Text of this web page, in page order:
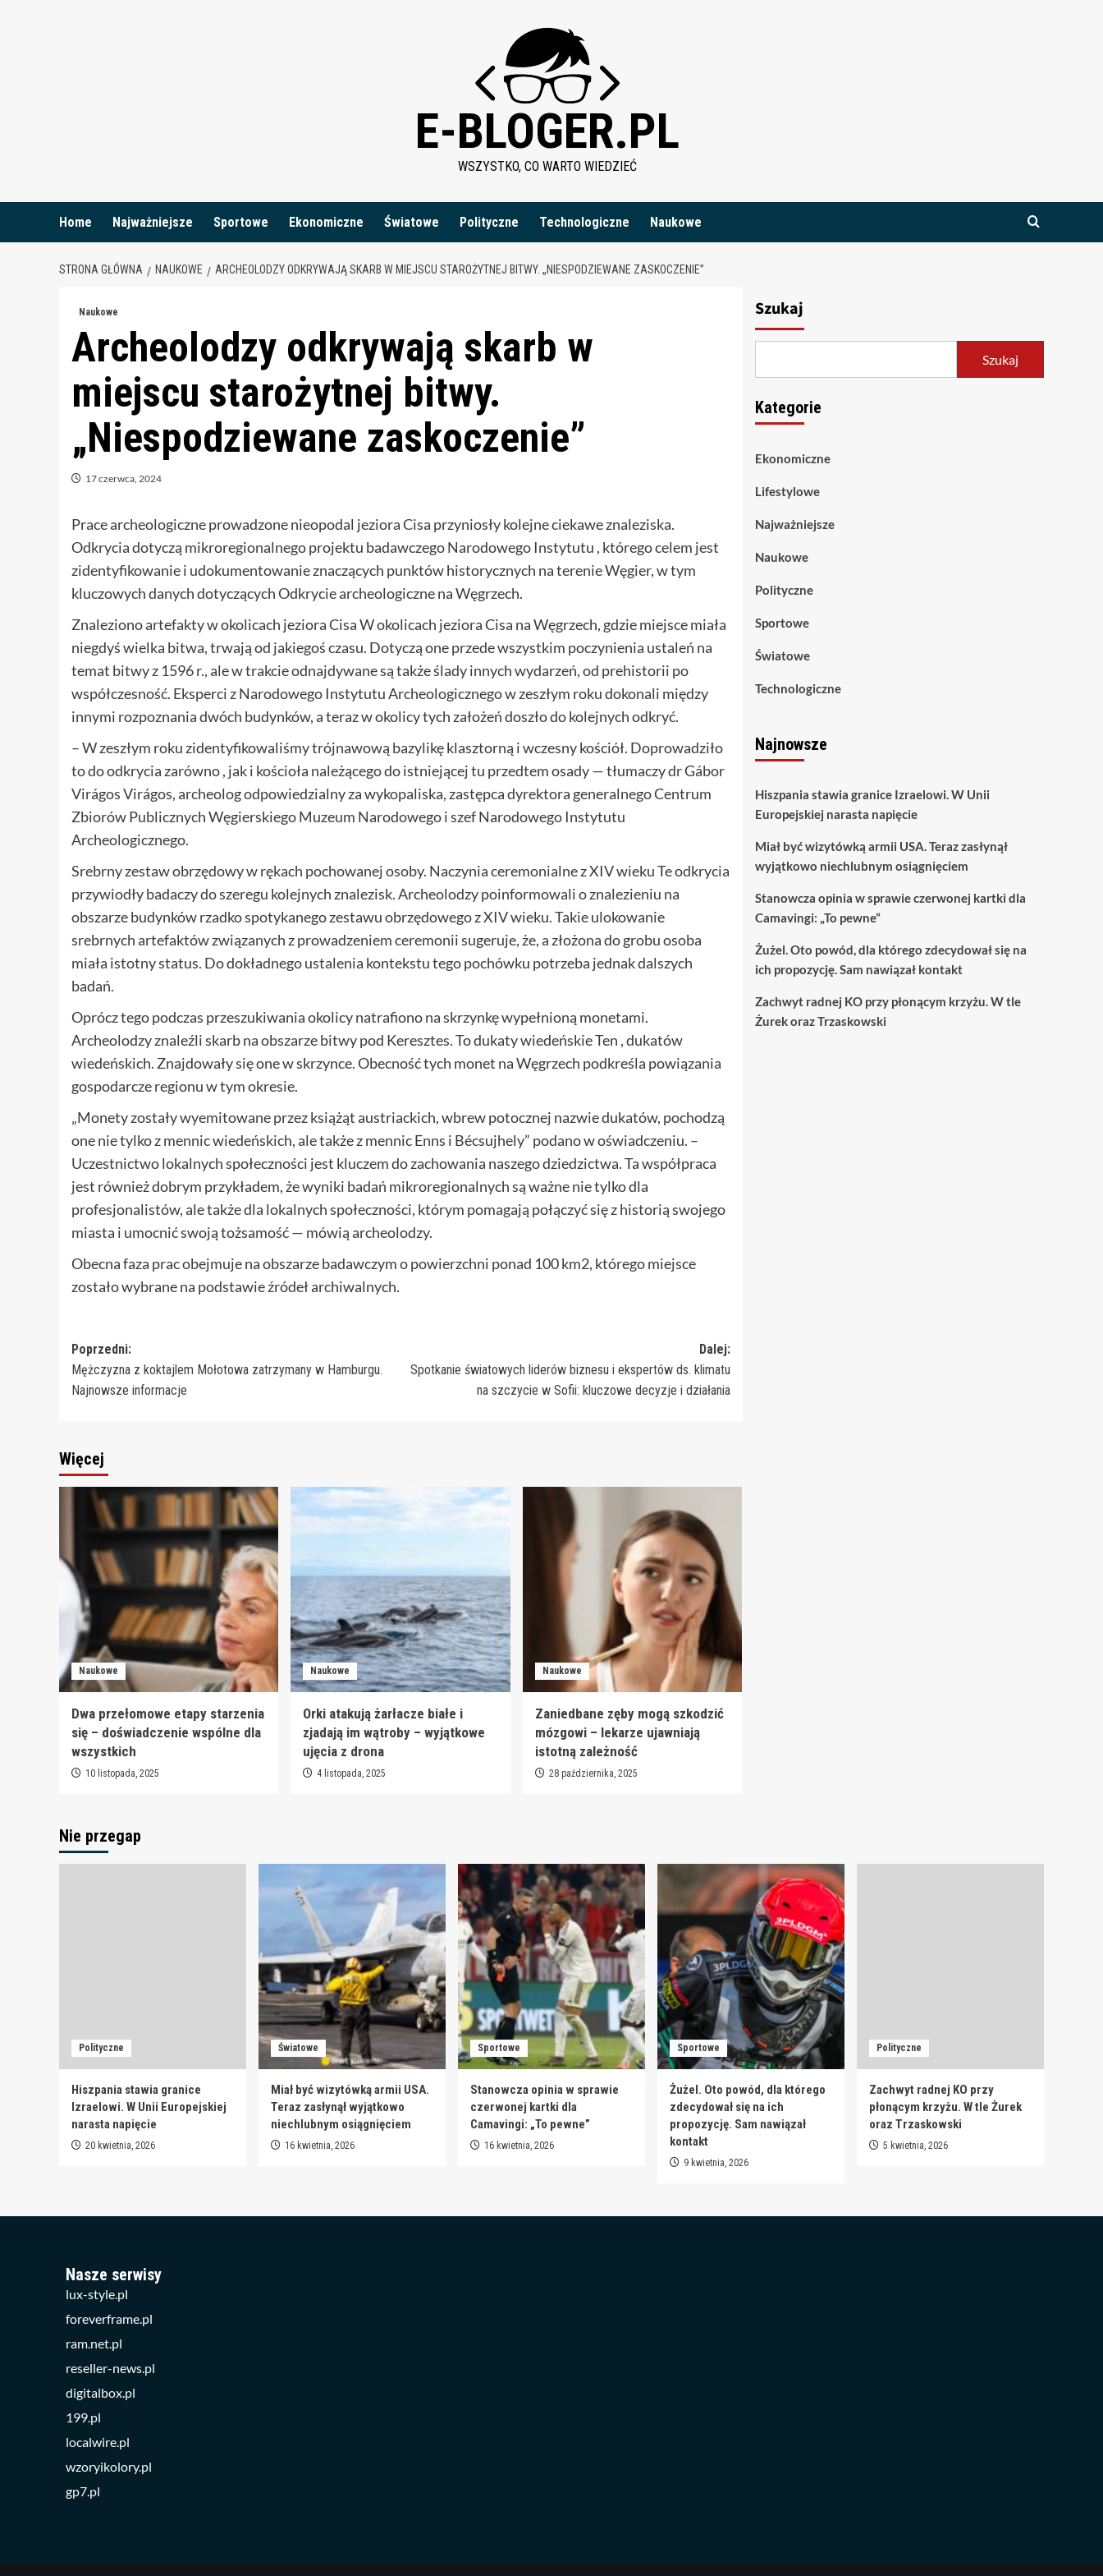
E-BLOGER.PL
WSZYSTKO, CO WARTO WIEDZIEĆ
Home Najważniejsze Sportowe Ekonomiczne Światowe Polityczne Technologiczne Naukowe
STRONA GŁÓWNA NAUKOWE ARCHEOLODZY ODKRYWAJĄ SKARB W MIEJSCU STAROŻYTNEJ BITWY. „NIESPODZIEWANE ZASKOCZENIE”
Naukowe
Archeolodzy odkrywają skarb w
miejscu starożytnej bitwy.
„Niespodziewane zaskoczenie”
17 czerwca, 2024
Prace archeologiczne prowadzone nieopodal jeziora Cisa przyniosły kolejne ciekawe znaleziska.
Odkrycia dotyczą mikroregionalnego projektu badawczego Narodowego Instytutu , którego celem jest
zidentyfikowanie i udokumentowanie znaczących punktów historycznych na terenie Węgier, w tym
kluczowych danych dotyczących Odkrycie archeologiczne na Węgrzech.
Znaleziono artefakty w okolicach jeziora Cisa W okolicach jeziora Cisa na Węgrzech, gdzie miejsce miała
niegdyś wielka bitwa, trwają od jakiegoś czasu. Dotyczą one przede wszystkim poczynienia ustaleń na
temat bitwy z 1596 r., ale w trakcie odnajdywane są także ślady innych wydarzeń, od prehistorii po
współczesność. Eksperci z Narodowego Instytutu Archeologicznego w zeszłym roku dokonali między
innymi rozpoznania dwóch budynków, a teraz w okolicy tych założeń doszło do kolejnych odkryć.
– W zeszłym roku zidentyfikowaliśmy trójnawową bazylikę klasztorną i wczesny kościół. Doprowadziło
to do odkrycia zarówno , jak i kościoła należącego do istniejącej tu przedtem osady — tłumaczy dr Gábor
Virágos Virágos, archeolog odpowiedzialny za wykopaliska, zastępca dyrektora generalnego Centrum
Zbiorów Publicznych Węgierskiego Muzeum Narodowego i szef Narodowego Instytutu
Archeologicznego.
Srebrny zestaw obrzędowy w rękach pochowanej osoby. Naczynia ceremonialne z XIV wieku Te odkrycia
przywiodły badaczy do szeregu kolejnych znalezisk. Archeolodzy poinformowali o znalezieniu na
obszarze budynków rzadko spotykanego zestawu obrzędowego z XIV wieku. Takie ulokowanie
srebrnych artefaktów związanych z prowadzeniem ceremonii sugeruje, że, a złożona do grobu osoba
miała istotny status. Do dokładnego ustalenia kontekstu tego pochówku potrzeba jednak dalszych
badań.
Oprócz tego podczas przeszukiwania okolicy natrafiono na skrzynkę wypełnioną monetami.
Archeolodzy znaleźli skarb na obszarze bitwy pod Keresztes. To dukaty wiedeńskie Ten , dukatów
wiedeńskich. Znajdowały się one w skrzynce. Obecność tych monet na Węgrzech podkreśla powiązania
gospodarcze regionu w tym okresie.
„Monety zostały wyemitowane przez książąt austriackich, wbrew potocznej nazwie dukatów, pochodzą
one nie tylko z mennic wiedeńskich, ale także z mennic Enns i Bécsujhely” podano w oświadczeniu. –
Uczestnictwo lokalnych społeczności jest kluczem do zachowania naszego dziedzictwa. Ta współpraca
jest również dobrym przykładem, że wyniki badań mikroregionalnych są ważne nie tylko dla
profesjonalistów, ale także dla lokalnych społeczności, którym pomagają połączyć się z historią swojego
miasta i umocnić swoją tożsamość — mówią archeolodzy.
Obecna faza prac obejmuje na obszarze badawczym o powierzchni ponad 100 km2, którego miejsce
zostało wybrane na podstawie źródeł archiwalnych.
Zobacz
wpisy
Poprzedni:
Mężczyzna z koktajlem Mołotowa zatrzymany w Hamburgu.
Najnowsze informacje
Dalej:
Spotkanie światowych liderów biznesu i ekspertów ds. klimatu
na szczycie w Sofii: kluczowe decyzje i działania
Więcej
Naukowe
Dwa przełomowe etapy starzenia
się – doświadczenie wspólne dla
wszystkich
10 listopada, 2025
Naukowe
Orki atakują żarłacze białe i
zjadają im wątroby – wyjątkowe
ujęcia z drona
4 listopada, 2025
Naukowe
Zaniedbane zęby mogą szkodzić
mózgowi – lekarze ujawniają
istotną zależność
28 października, 2025
Szukaj
Szukaj
Kategorie
Ekonomiczne
Lifestylowe
Najważniejsze
Naukowe
Polityczne
Sportowe
Światowe
Technologiczne
Najnowsze
Hiszpania stawia granice Izraelowi. W Unii
Europejskiej narasta napięcie
Miał być wizytówką armii USA. Teraz zasłynął
wyjątkowo niechlubnym osiągnięciem
Stanowcza opinia w sprawie czerwonej kartki dla
Camavingi: „To pewne”
Żużel. Oto powód, dla którego zdecydował się na
ich propozycję. Sam nawiązał kontakt
Zachwyt radnej KO przy płonącym krzyżu. W tle
Żurek oraz Trzaskowski
Nie przegap
Polityczne
Hiszpania stawia granice
Izraelowi. W Unii Europejskiej
narasta napięcie
20 kwietnia, 2026
Światowe
Miał być wizytówką armii USA.
Teraz zasłynął wyjątkowo
niechlubnym osiągnięciem
16 kwietnia, 2026
Sportowe
Stanowcza opinia w sprawie
czerwonej kartki dla
Camavingi: „To pewne”
16 kwietnia, 2026
Sportowe
Żużel. Oto powód, dla którego
zdecydował się na ich
propozycję. Sam nawiązał
kontakt
9 kwietnia, 2026
Polityczne
Zachwyt radnej KO przy
płonącym krzyżu. W tle Żurek
oraz Trzaskowski
5 kwietnia, 2026
Nasze serwisy
lux-style.pl
foreverframe.pl
ram.net.pl
reseller-news.pl
digitalbox.pl
199.pl
localwire.pl
wzoryikolory.pl
gp7.pl